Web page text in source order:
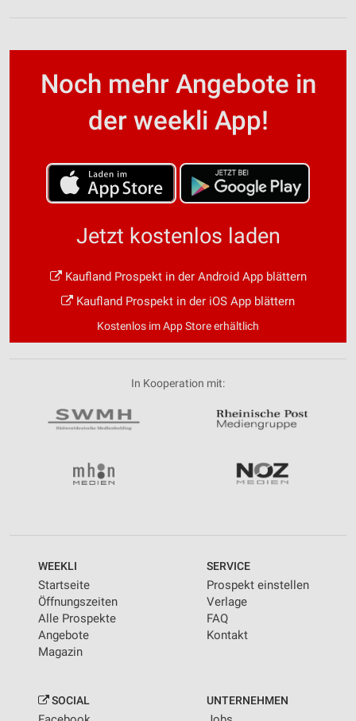
Noch mehr Angebote in
der weekli App!
Jetzt kostenlos laden
Kaufland Prospekt in der Android App blättern
Kaufland Prospekt in der iOS App blättern
Kostenlos im App Store erhältlich
In Kooperation mit:
WEEKLI
Startseite
Öffnungszeiten
Alle Prospekte
Angebote
Magazin
SERVICE
Prospekt einstellen
Verlage
FAQ
Kontakt
SOCIAL UNTERNEHMEN